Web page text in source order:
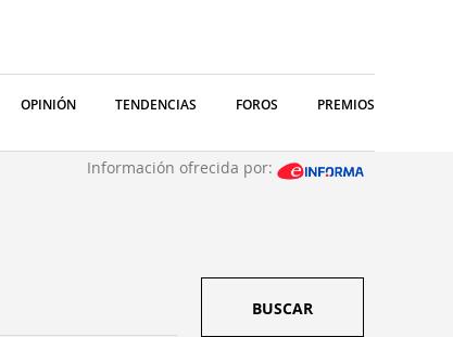
OPINIÓN TENDENCIAS FOROS PREMIOS
Información ofrecida por:
BUSCAR